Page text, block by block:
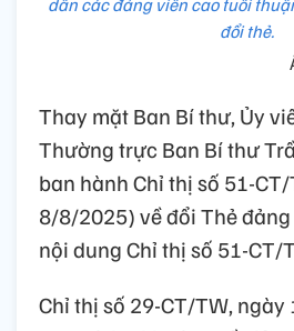
dẫn các đảng viên cao tuổi
đổi thẻ.
Thay mặt Ban Bí thư, Ủy
Thường trực Ban Bí thư
ban hành Chỉ thị số 51-
8/8/2025) về đổi Thẻ
nội dung Chỉ thị số 51-CT/
Chỉ thị số 29-CT/TW,